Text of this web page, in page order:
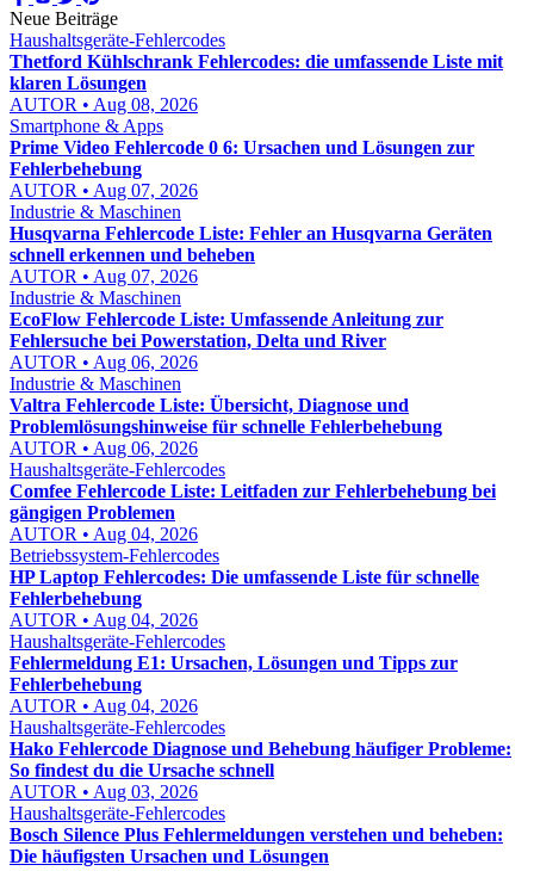
Neue Beiträge
Haushaltsgeräte-Fehlercodes
Thetford Kühlschrank Fehlercodes: die umfassende Liste mit
klaren Lösungen
AUTOR • Aug 08, 2026
Smartphone & Apps
Prime Video Fehlercode 0 6: Ursachen und Lösungen zur
Fehlerbehebung
AUTOR • Aug 07, 2026
Industrie & Maschinen
Husqvarna Fehlercode Liste: Fehler an Husqvarna Geräten
schnell erkennen und beheben
AUTOR • Aug 07, 2026
Industrie & Maschinen
EcoFlow Fehlercode Liste: Umfassende Anleitung zur
Fehlersuche bei Powerstation, Delta und River
AUTOR • Aug 06, 2026
Industrie & Maschinen
Valtra Fehlercode Liste: Übersicht, Diagnose und
Problemlösungshinweise für schnelle Fehlerbehebung
AUTOR • Aug 06, 2026
Haushaltsgeräte-Fehlercodes
Comfee Fehlercode Liste: Leitfaden zur Fehlerbehebung bei
gängigen Problemen
AUTOR • Aug 04, 2026
Betriebssystem-Fehlercodes
HP Laptop Fehlercodes: Die umfassende Liste für schnelle
Fehlerbehebung
AUTOR • Aug 04, 2026
Haushaltsgeräte-Fehlercodes
Fehlermeldung E1: Ursachen, Lösungen und Tipps zur
Fehlerbehebung
AUTOR • Aug 04, 2026
Haushaltsgeräte-Fehlercodes
Hako Fehlercode Diagnose und Behebung häufiger Probleme:
So findest du die Ursache schnell
AUTOR • Aug 03, 2026
Haushaltsgeräte-Fehlercodes
Bosch Silence Plus Fehlermeldungen verstehen und beheben:
Die häufigsten Ursachen und Lösungen